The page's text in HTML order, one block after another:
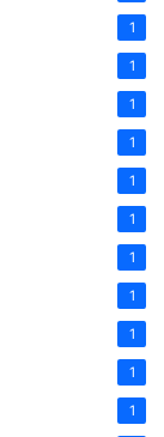
1
1
1
1
1
1
1
1
1
1
1